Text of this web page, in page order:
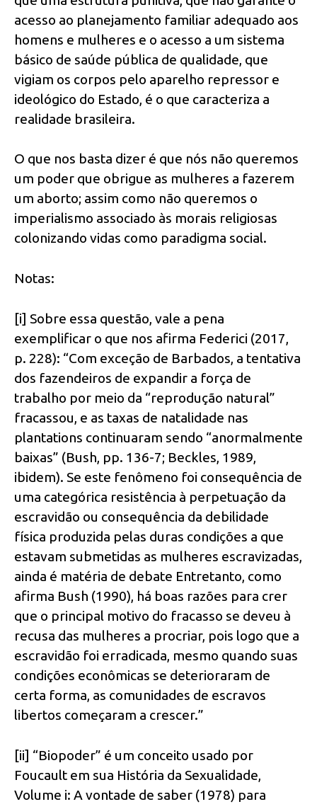
acesso ao planejamento familiar adequado aos
homens e mulheres e o acesso a um sistema
básico de saúde pública de qualidade, que
vigiam os corpos pelo aparelho repressor e
ideológico do Estado, é o que caracteriza a
realidade brasileira.
O que nos basta dizer é que nós não queremos
um poder que obrigue as mulheres a fazerem
um aborto; assim como não queremos o
imperialismo associado às morais religiosas
colonizando vidas como paradigma social.
Notas:
[i] Sobre essa questão, vale a pena
exemplificar o que nos afirma Federici (2017,
p. 228): “Com exceção de Barbados, a tentativa
dos fazendeiros de expandir a força de
trabalho por meio da “reprodução natural”
fracassou, e as taxas de natalidade nas
plantations continuaram sendo “anormalmente
baixas” (Bush, pp. 136-7; Beckles, 1989,
ibidem). Se este fenômeno foi consequência de
uma categórica resistência à perpetuação da
escravidão ou consequência da debilidade
física produzida pelas duras condições a que
estavam submetidas as mulheres escravizadas,
ainda é matéria de debate Entretanto, como
afirma Bush (1990), há boas razões para crer
que o principal motivo do fracasso se deveu à
recusa das mulheres a procriar, pois logo que a
escravidão foi erradicada, mesmo quando suas
condições econômicas se deterioraram de
certa forma, as comunidades de escravos
libertos começaram a crescer.”
[ii] “Biopoder” é um conceito usado por
Foucault em sua História da Sexualidade,
Volume i: A vontade de saber (1978) para